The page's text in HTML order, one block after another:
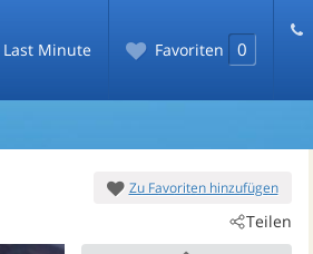
Last Minute Favoriten 0
Zu Favoriten hinzufügen
Teilen